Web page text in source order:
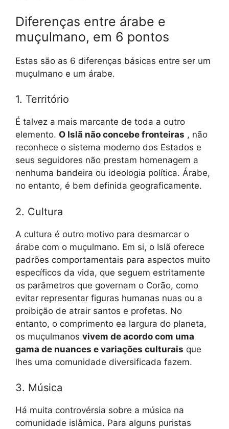
Diferenças entre árabe e
muçulmano, em 6 pontos
Estas são as 6 diferenças básicas entre ser um
muçulmano e um árabe.
1. Território
É talvez a mais marcante de toda a outro
elemento. O Islã não concebe fronteiras , não
reconhece o sistema moderno dos Estados e
seus seguidores não prestam homenagem a
nenhuma bandeira ou ideologia política. Árabe,
no entanto, é bem definida geograficamente.
2. Cultura
A cultura é outro motivo para desmarcar o
árabe com o muçulmano. Em si, o Islã oferece
padrões comportamentais para aspectos muito
específicos da vida, que seguem estritamente
os parâmetros que governam o Corão, como
evitar representar figuras humanas nuas ou a
proibição de atrair santos e profetas. No
entanto, o comprimento ea largura do planeta,
os muçulmanos vivem de acordo com uma
gama de nuances e variações culturais que
lhes uma comunidade diversificada fazem.
3. Música
Há muita controvérsia sobre a música na
comunidade islâmica. Para alguns puristas